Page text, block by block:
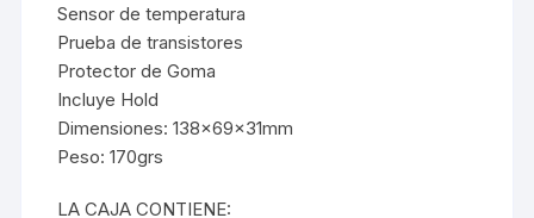
Sensor de temperatura
Prueba de transistores
Protector de Goma
Incluye Hold
Dimensiones: 138x69x31mm
Peso: 170grs
LA CAJA CONTIENE: